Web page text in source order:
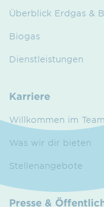
Überblick Erdgas &
Biogas
Dienstleistungen
Karriere
Willkommen im Team
Was wir dir bieten
Stellenangebote
Presse &